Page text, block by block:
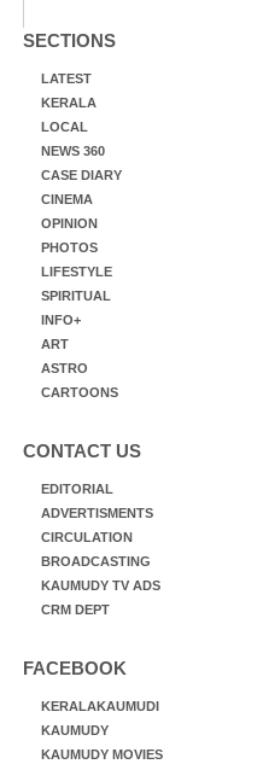
SECTIONS
LATEST
KERALA
LOCAL
NEWS 360
CASE DIARY
CINEMA
OPINION
PHOTOS
LIFESTYLE
SPIRITUAL
INFO+
ART
ASTRO
CARTOONS
CONTACT US
EDITORIAL
ADVERTISMENTS
CIRCULATION
BROADCASTING
KAUMUDY TV ADS
CRM DEPT
FACEBOOK
KERALAKAUMUDI
KAUMUDY
KAUMUDY MOVIES